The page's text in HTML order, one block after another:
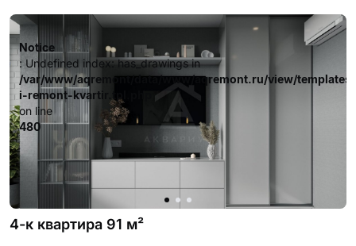
Notice
: Undefined index: has_drawings in
/var/www/aqremont/data/www/aqremont.ru/view/
i-remont-kvartir.tpl.php
on line
480
4-к квартира 91 м²